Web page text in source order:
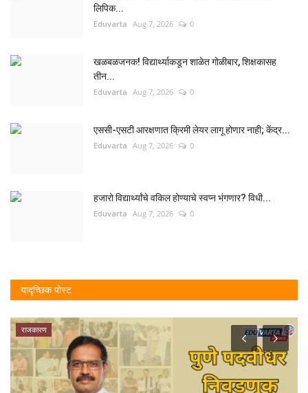
लिपिक...
Eduvarta Aug 7, 2026 0
खळबळजनक! विद्यार्थ्याकडून शाळेत गोळीबार, शिक्षकासह
तीन...
Eduvarta Aug 7, 2026 0
एससी-एसटी आरक्षणात क्रिमी लेयर लागू होणार नाही; केंद्र...
Eduvarta Aug 7, 2026 0
हजारो विद्यार्थ्यांचे वकिल होण्याचे स्वप्न भंगणार? विधी...
Eduvarta Aug 7, 2026 0
यादृच्छिक पोस्ट
राजकारण